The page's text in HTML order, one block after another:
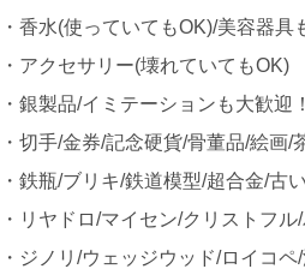
・香水(使っていてもOK)/美容器具
・アクセサリー(壊れていてもOK)
・銀製品/イミテーションも大歓迎！
・切手/金券/記念硬貨/骨董品/絵画/
・鉄瓶/ブリキ/鉄道模型/超合金/古
・リヤドロ/マイセン/クリストフル
・ジノリ/ウェッジウッド/ロイコペ